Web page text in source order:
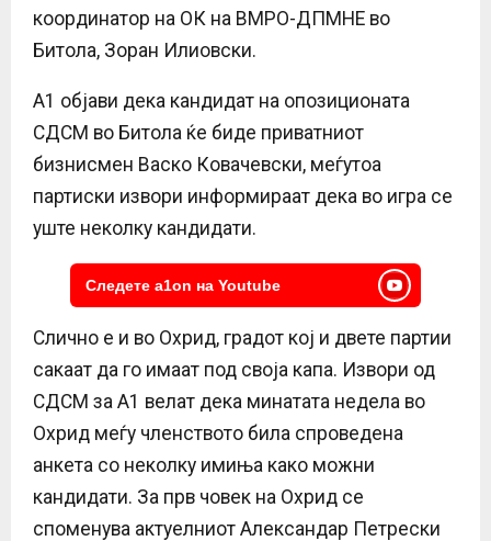
координатор на ОК на ВМРО-ДПМНЕ во
Битола, Зоран Илиовски.
А1 објави дека кандидат на опозиционата
СДСМ во Битола ќе биде приватниот
бизнисмен Васко Ковачевски, меѓутоа
партиски извори информираат дека во игра се
уште неколку кандидати.
Следете a1on на Youtube
Слично е и во Охрид, градот кој и двете партии
сакаат да го имаат под своја капа. Извори од
СДСМ за А1 велат дека минатата недела во
Охрид меѓу членството била спроведена
анкета со неколку имиња како можни
кандидати. За прв човек на Охрид се
споменува актуелниот Александар Петрески